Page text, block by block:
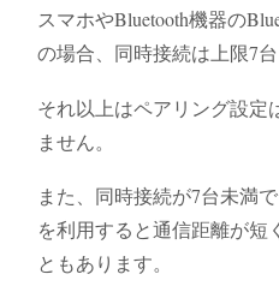
スマホやBluetooth機器の
の場合、同時接続は上限7台
それ以上はペアリング設定
ません。
また、同時接続が7台未満
を利用すると通信距離が短
ともあります。